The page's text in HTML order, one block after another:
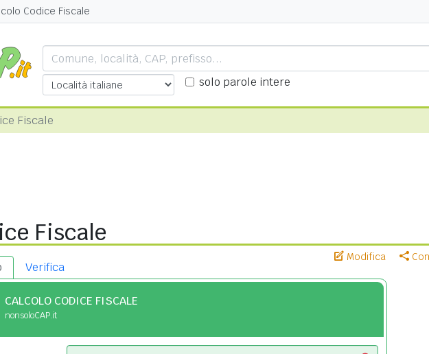
Codice Fiscale
solo parole intere
Fiscale
Fiscale
Modifica
Verifica
CALCOLO CODICE FISCALE
nonsoloCAP.it